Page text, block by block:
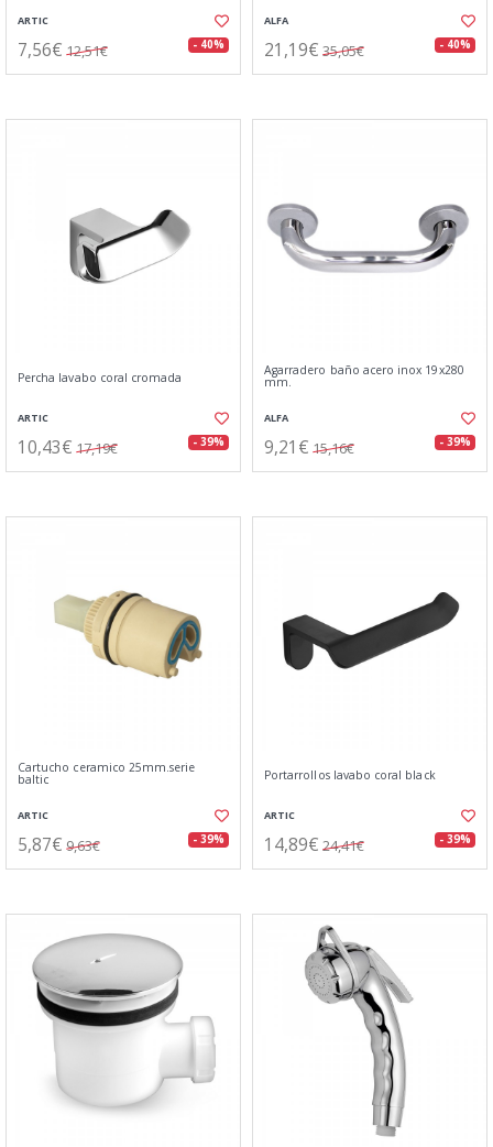
ARTIC
7,56€ 12,51€ - 40%
ALFA
21,19€ 35,05€ - 40%
Percha lavabo coral cromada
ARTIC
10,43€ 17,19€ - 39%
Agarradero baño acero inox 19x280
mm.
ALFA
9,21€ 15,16€ - 39%
Cartucho ceramico 25mm.serie
baltic
ARTIC
5,87€ 9,63€ - 39%
Portarrollos lavabo coral black
ARTIC
14,89€ 24,41€ - 39%